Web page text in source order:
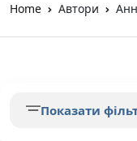
Home Автори
Показати